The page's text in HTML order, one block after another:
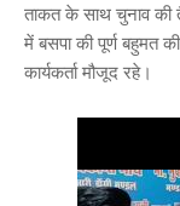
ताकत के साथ चुनाव की
में बसपा की पूर्ण बहुमत
कार्यकर्ता मौजूद रहे।